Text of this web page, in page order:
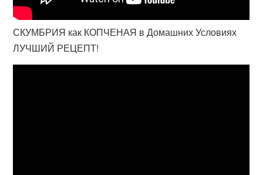
СКУМБРИЯ как КОПЧЕНАЯ в Домашних Условиях
ЛУЧШИЙ РЕЦЕПТ!